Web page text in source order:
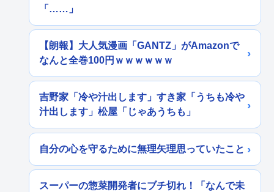
「……」
【朗報】大人気漫画「GANTZ」がAmazonで
なんと全巻100円ｗｗｗｗｗｗ
吉野家「冷や汁出します」すき家「うちも冷や
汁出します」松屋「じゃあうちも」
自分の心を守るために無理矢理思っていたこと
スーパーの惣菜開発者にブチ切れ！「なんで未